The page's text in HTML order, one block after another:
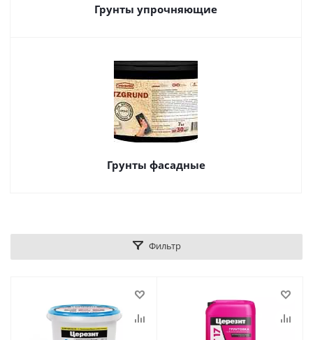
Грунты упрочняющие
Грунты фасадные
Фильтр